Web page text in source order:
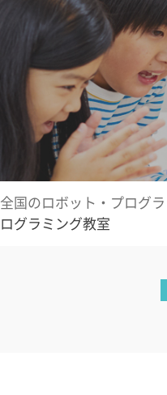
全国のロボット・プログ
ログラミング教室